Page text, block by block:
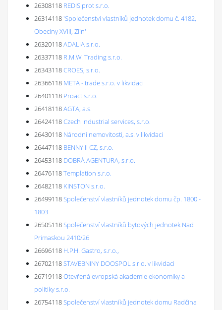
26308118 REDIS prot s.r.o.
26314118'Společenství vlastníků jednotek domu č. 4182,
Obeciny XVIII, Zlín'
26320118ADALIA s.r.o.
26337118 R.M.W. Trading s.r.o.
26343118CROES, s.r.o.
26366118 META - trade s.r.o. v likvidaci
26401118 Proact s.r.o.
26418118AGTA, a.s.
26424118Czech Industrial services, s.r.o.
26430118 Národní nemovitosti, a.s. v likvidaci
26447118 BENNY II CZ, s.r.o.
26453118 DOBRÁ AGENTURA, s.r.o.
26476118Templation s.r.o.
26482118 KINSTON s.r.o.
26499118Společenství vlastníků jednotek domu čp. 1800 -
1803
26505118Společenství vlastníků bytových jednotek Nad
Primaskou 2410/26
26696118 H.P.H. Gastro, s.r.o.,
26702118STAVEBNINY DOOSPOL s.r.o. v likvidaci
26719118Otevřená evropská akademie ekonomiky a
politiky s.r.o.
26754118Společenství vlastníků jednotek domu Radčina